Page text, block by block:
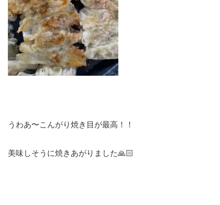
うわあ〜こんがり焼き目が最高！！
美味しそうに焼きあがりました🙏🏻